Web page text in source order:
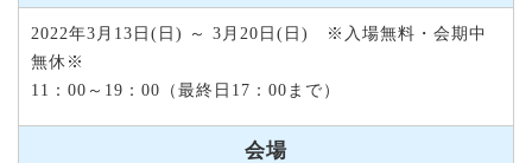
2022年3月13日(日) ～ 3月20日(日) ※入場無料・会期中
無休※
11：00～19：00（最終日17：00まで）
会場